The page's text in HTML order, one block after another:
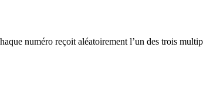
numéro reçoit aléatoirement l’un des trois